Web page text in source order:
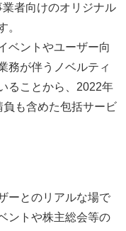
者向けのオリジナル
。
ベントやユーザー向
務が伴うノベルティ
ることから、2022年
も含めた包括サービ
ーとのリアルな場で
ントや株主総会等の